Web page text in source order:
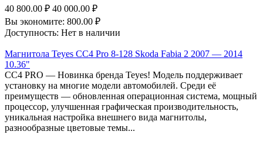
40 800.00 ₽ 40 000.00 ₽
Вы экономите: 800.00 ₽
Доступность: Нет в наличии
Магнитола Teyes CC4 Pro 8-128 Skoda Fabia 2 2007 — 2014
10.36"
СС4 PRO — Новинка бренда Teyes! Модель поддерживает
установку на многие модели автомобилей. Среди её
преимуществ — обновленная операционная система, мощный
процессор, улучшенная графическая производительность,
уникальная настройка внешнего вида магнитолы,
разнообразные цветовые темы...